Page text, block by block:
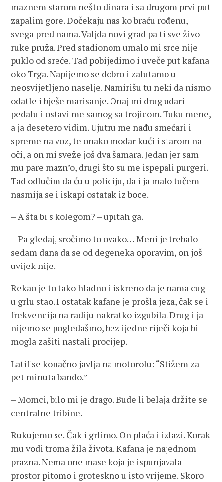
maznem starom nešto dinara i sa drugom prvi put
zapalim gore. Dočekaju nas ko braću rođenu,
svega pred nama. Valjda novi grad pa ti sve živo
ruke pruža. Pred stadionom umalo mi srce nije
puklo od sreće. Tad pobijedimo i uveče put kafana
oko Trga. Napijemo se dobro i zalutamo u
neosvijetljeno naselje. Namirišu tu neki da nismo
odatle i bješe marisanje. Onaj mi drug udari
pedalu i ostavi me samog sa trojicom. Tuku mene,
a ja desetero vidim. Ujutru me nađu smećari i
spreme na voz, te onako modar kući i starom na
oči, a on mi sveže još dva šamara. Jedan jer sam
mu pare mazn’o, drugi što su me ispepali purgeri.
Tad odlučim da ću u policiju, da i ja malo tučem –
nasmija se i iskapi ostatak iz boce.
– A šta bi s kolegom? – upitah ga.
– Pa gledaj, sročimo to ovako… Meni je trebalo
sedam dana da se od degeneka oporavim, on još
uvijek nije.
Rekao je to tako hladno i iskreno da je nama cug
u grlu stao. I ostatak kafane je prošla jeza, čak se i
frekvencija na radiju nakratko izgubila. Drug i ja
nijemo se pogledašmo, bez ijedne riječi koja bi
mogla zašiti nastali procijep.
Latif se konačno javlja na motorolu: “Stižem za
pet minuta bando.”
– Momci, bilo mi je drago. Bude li belaja držite se
centralne tribine.
Rukujemo se. Čak i grlimo. On plaća i izlazi. Korak
mu vodi troma žila života. Kafana je najednom
prazna. Nema one mase koja je ispunjavala
prostor pitomo i groteskno u isto vrijeme. Skoro